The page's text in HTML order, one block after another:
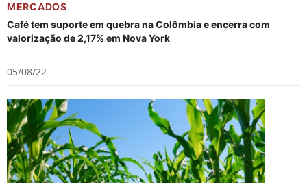
MERCADOS
Café tem suporte em quebra na Colômbia e encerra com
valorização de 2,17% em Nova York
05/08/22